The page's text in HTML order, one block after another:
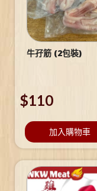
牛孖筋 (2包裝)
$110
加入購物車